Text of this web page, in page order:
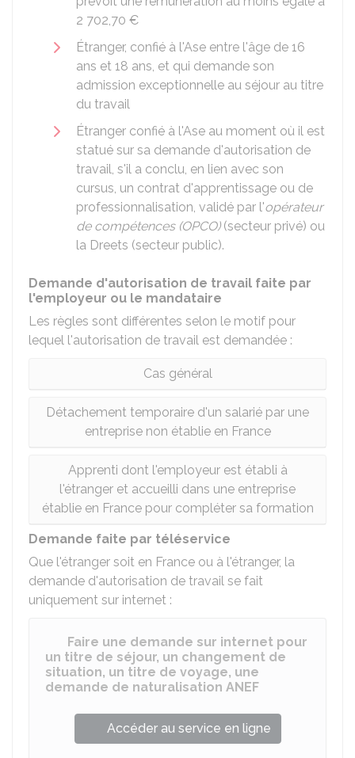
2 702,70 €
Étranger, confié à l'Ase entre l'âge de 16
ans et 18 ans, et qui demande son
admission exceptionnelle au séjour au titre
du travail
Étranger confié à l'Ase au moment où il est
statué sur sa demande d'autorisation de
travail, s'il a conclu, en lien avec son
cursus, un contrat d'apprentissage ou de
professionnalisation, validé par l'opérateur
de compétences (OPCO)(secteur privé) ou
la Dreets (secteur public).
Demande d'autorisation de travail faite par
l'employeur ou le mandataire
Les règles sont différentes selon le motif pour
lequel l'autorisation de travail est demandée :
Cas général
Détachement temporaire d'un salarié par une
entreprise non établie en France
Apprenti dont l'employeur est établi à
l'étranger et accueilli dans une entreprise
établie en France pour compléter sa formation
Demande faite par téléservice
Que l'étranger soit en France ou à l'étranger, la
demande d'autorisation de travail se fait
uniquement sur internet :
Faire une demande sur internet pour
un titre de séjour, un changement de
situation, un titre de voyage, une
demande de naturalisation ANEF
Accéder au service en ligne